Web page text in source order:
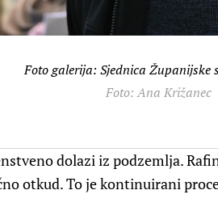
Foto galerija: Sjednica Županijske
Foto: Ana Križanec
dolazi iz podzemlja.
otkud. To je kontinuirani